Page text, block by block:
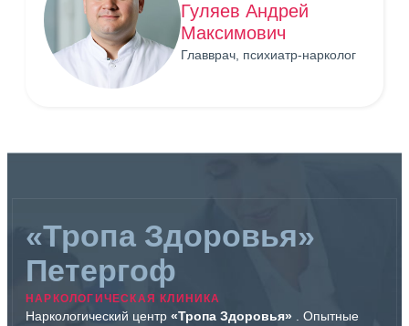
Гуляев Андрей
Максимович
Главврач, психиатр-нарколог
«Тропа Здоровья»
Петергоф
НАРКОЛОГИЧЕСКАЯ КЛИНИКА
Наркологический центр «Тропа Здоровья»
. Опытные